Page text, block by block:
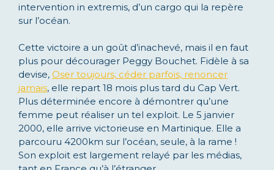
intervention in extremis, d’un cargo qui la repère
sur l’océan.
Cette victoire a un goût d’inachevé, mais il en faut
plus pour décourager Peggy Bouchet. Fidèle à sa
devise, Oser toujours, céder parfois, renoncer
jamais, elle repart 18 mois plus tard du Cap Vert.
Plus déterminée encore à démontrer qu’une
femme peut réaliser un tel exploit. Le 5 janvier
2000, elle arrive victorieuse en Martinique. Elle a
parcouru 4200km sur l’océan, seule, à la rame !
Son exploit est largement relayé par les médias,